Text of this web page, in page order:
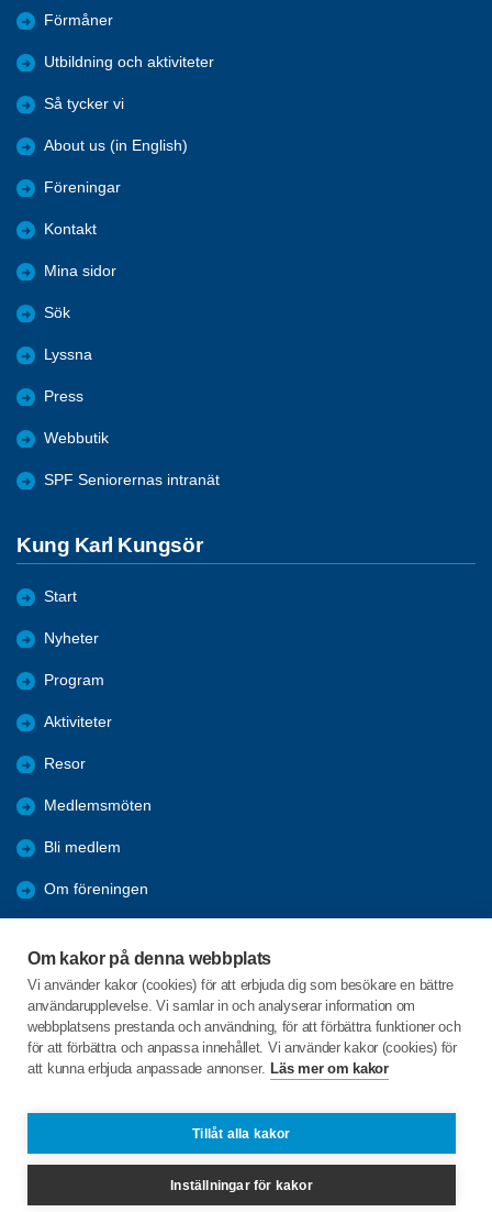
Om kakor på denna webbplats
Vi använder kakor (cookies) för att erbjuda dig som besökare en bättre
användarupplevelse. Vi samlar in och analyserar information om
webbplatsens prestanda och användning, för att förbättra funktioner och
för att förbättra och anpassa innehållet. Vi använder kakor (cookies) för
att kunna erbjuda anpassade annonser. Läs mer om kakor
Tillåt alla kakor
Inställningar för kakor
Förmåner
Utbildning och aktiviteter
Så tycker vi
About us (in English)
Föreningar
Kontakt
Mina sidor
Sök
Lyssna
Press
Webbutik
SPF Seniorernas intranät
Kung Karl Kungsör
Start
Nyheter
Program
Aktiviteter
Resor
Medlemsmöten
Bli medlem
Om föreningen
Förmåner
PROTOKOLL
C/o:Nils Olov Hult